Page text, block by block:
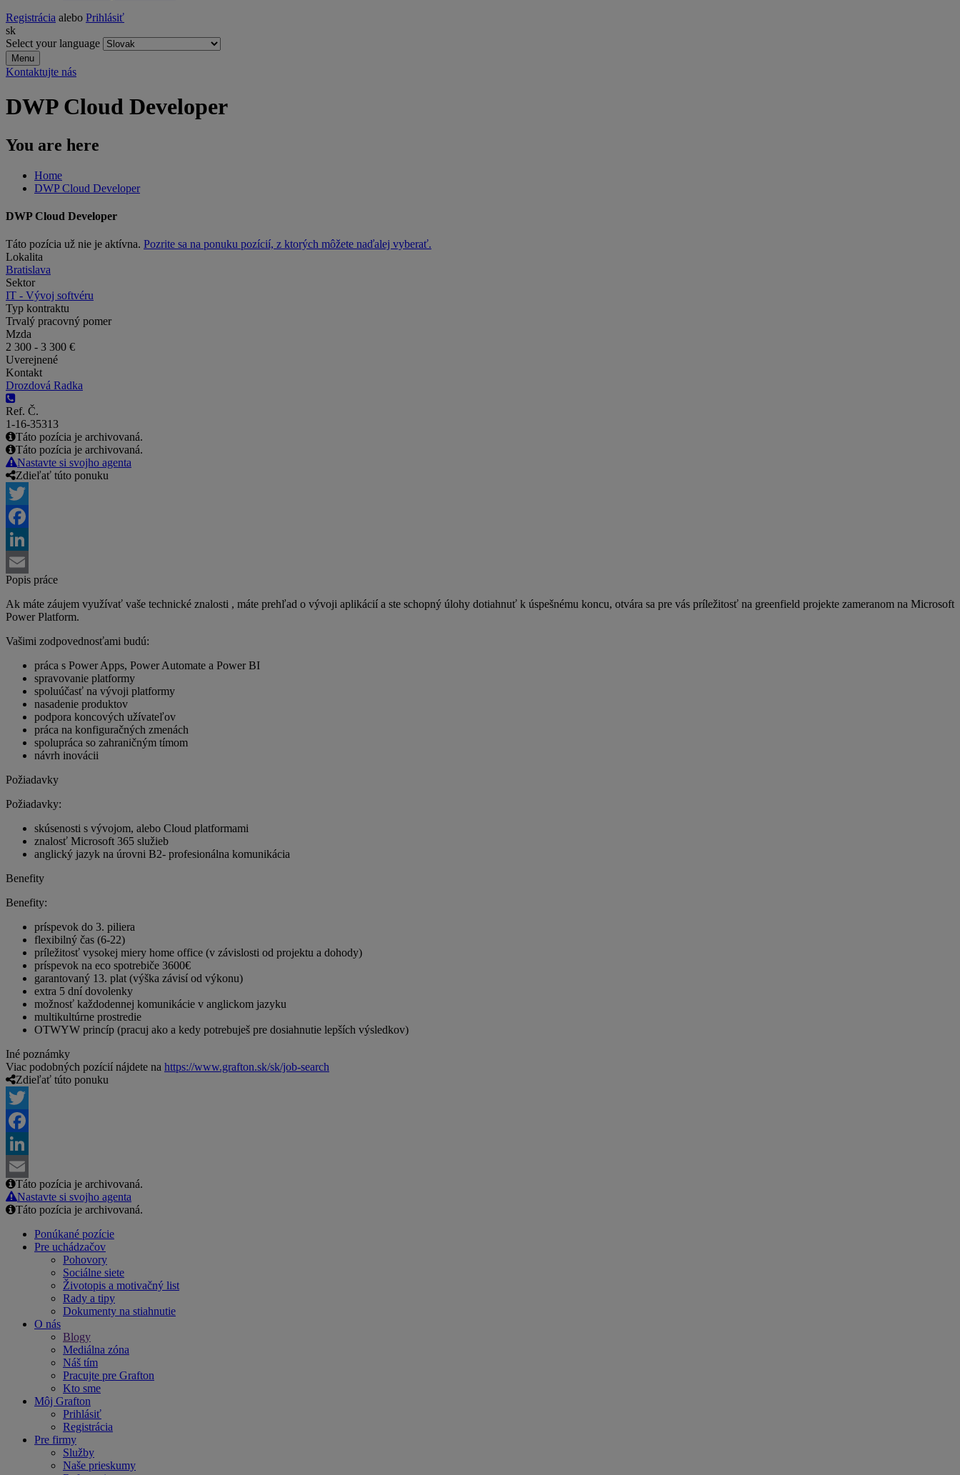
Registrácia alebo Prihlásiť
sk
Select your language
Menu
Kontaktujte nás
DWP Cloud Developer
You are here
Home
DWP Cloud Developer
DWP Cloud Developer
Táto pozícia už nie je aktívna. Pozrite sa na ponuku pozícií, z ktorých môžete naďalej vyberať.
Lokalita
Bratislava
Sektor
IT - Vývoj softvéru
Typ kontraktu
Trvalý pracovný pomer
Mzda
2 300 - 3 300 €
Uverejnené
Kontakt
Drozdová Radka
Ref. Č.
1-16-35313
Táto pozícia je archivovaná.
Táto pozícia je archivovaná.
Nastavte si svojho agenta
Zdieľať túto ponuku
Twitter
Facebook
LinkedIn
Email
Popis práce
Ak máte záujem využívať vaše technické znalosti , máte prehľad o vývoji aplikácií a ste schopný úlohy dotiahnuť k úspešnému koncu, otvára sa pre vás príležitosť na greenfield projekte zameranom na Microsoft
Power Platform.
Vašimi zodpovednosťami budú:
práca s Power Apps, Power Automate a Power BI
spravovanie platformy
spoluúčasť na vývoji platformy
nasadenie produktov
podpora koncových užívateľov
práca na konfiguračných zmenách
spolupráca so zahraničným tímom
návrh inovácii
Požiadavky
Požiadavky:
skúsenosti s vývojom, alebo Cloud platformami
znalosť Microsoft 365 služieb
anglický jazyk na úrovni B2- profesionálna komunikácia
Benefity
Benefity:
príspevok do 3. piliera
flexibilný čas (6-22)
príležitosť vysokej miery home office (v závislosti od projektu a dohody)
príspevok na eco spotrebiče 3600€
garantovaný 13. plat (výška závisí od výkonu)
extra 5 dní dovolenky
možnosť každodennej komunikácie v anglickom jazyku
multikultúrne prostredie
OTWYW princíp (pracuj ako a kedy potrebuješ pre dosiahnutie lepších výsledkov)
Iné poznámky
Viac podobných pozícií nájdete na https://www.grafton.sk/sk/job-search
Zdieľať túto ponuku
Twitter
Facebook
LinkedIn
Email
Táto pozícia je archivovaná.
Nastavte si svojho agenta
Táto pozícia je archivovaná.
Ponúkané pozície
Pre uchádzačov
Pohovory
Sociálne siete
Životopis a motivačný list
Rady a tipy
Dokumenty na stiahnutie
O nás
Blogy
Mediálna zóna
Náš tím
Pracujte pre Grafton
Kto sme
Môj Grafton
Prihlásiť
Registrácia
Pre firmy
Služby
Naše prieskumy